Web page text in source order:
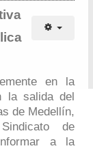
en la
la salida del
de Medellín,
de
a la